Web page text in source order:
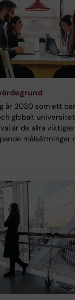
år 2030 som ett
globalt
är de allra
målsättningar